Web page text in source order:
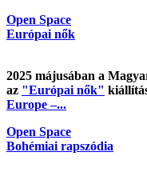
Open Space
Európai nők
2025 májusában a
az "Európai nők"
Europe –...
Open Space
Bohémiai rapszódia